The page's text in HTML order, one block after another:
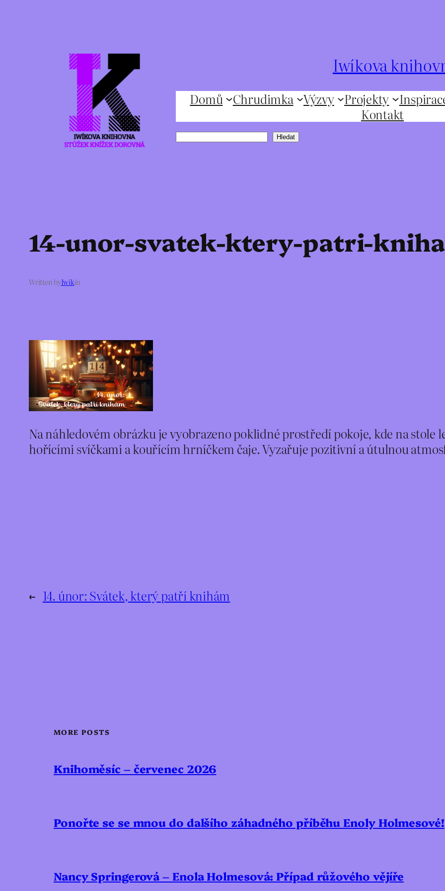
Iwíkova
Domů Chrudimka Výzvy Projekty
Kontakt
Hledat
Hledat
14-unor-svatek-ktery-patri-
Written byIwikin
Na náhledovém obrázku je vyobrazeno poklidné prostředí pokoje, kde na stole
hořícími svíčkami a kouřícím hrníčkem čaje. Vyzařuje pozitivní a útulnou
← 14. únor: Svátek, který patří knihám
MORE POSTS
Knihoměsíc – červenec 2026
Ponořte se se mnou do dalšího záhadného příběhu Enoly Holmesové!
Nancy Springerová – Enola Holmesová: Případ růžového vějíře